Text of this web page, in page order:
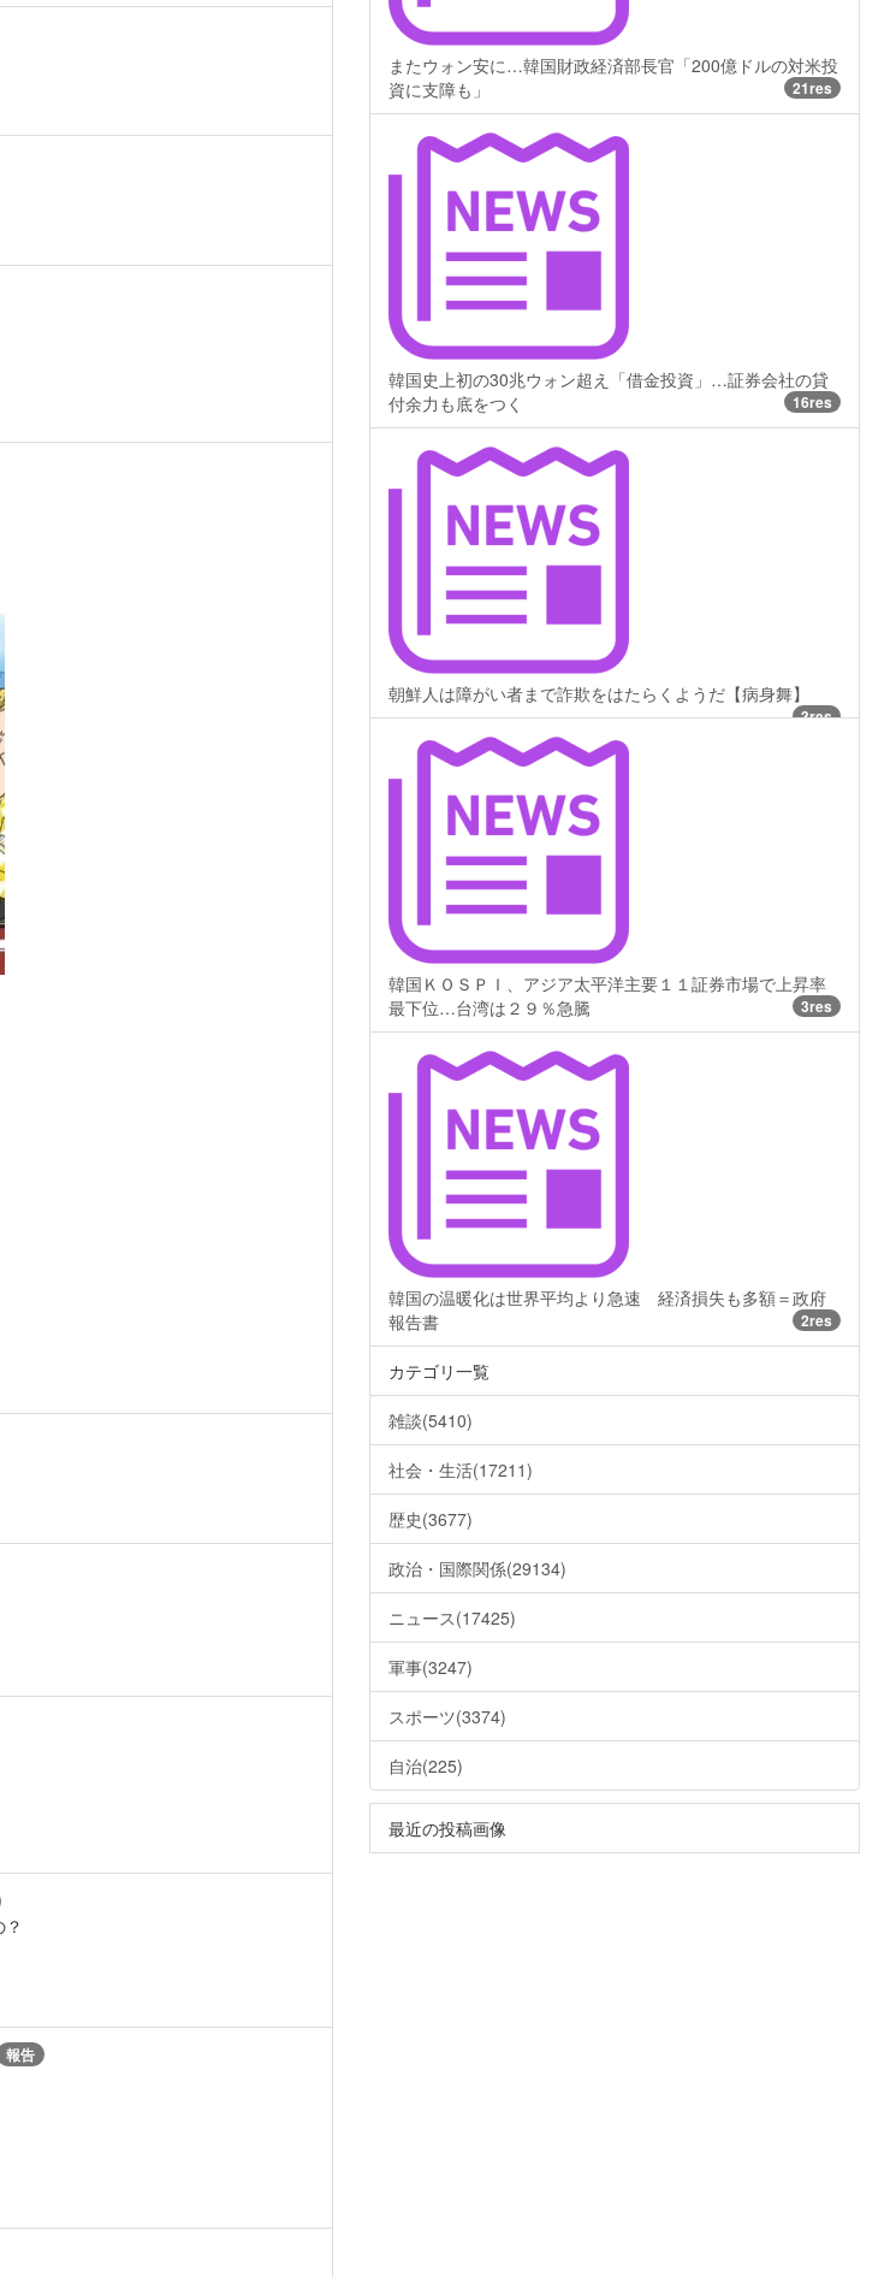
報告
またウォン安に…韓国財政経済部長官「200億ドルの対米投
資に支障も」
21res
韓国史上初の30兆ウォン超え「借金投資」…証券会社の貸
付余力も底をつく
16res
朝鮮人は障がい者まで詐欺をはたらくようだ【病身舞】
3res
韓国ＫＯＳＰＩ、アジア太平洋主要１１証券市場で上昇率
最下位…台湾は２９％急騰
3res
韓国の温暖化は世界平均より急速 経済損失も多額＝政府
報告書
2res
カテゴリ一覧
雑談(5410)
社会・生活(17211)
歴史(3677)
政治・国際関係(29134)
ニュース(17425)
軍事(3247)
スポーツ(3374)
自治(225)
最近の投稿画像